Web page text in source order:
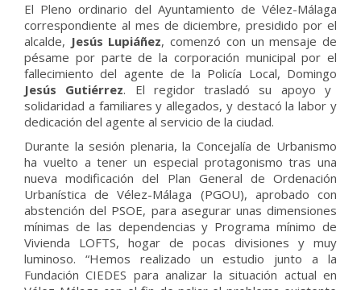
El Pleno ordinario del Ayuntamiento de Vélez-Málaga
correspondiente al mes de diciembre, presidido por el
alcalde, Jesús Lupiáñez, comenzó con un mensaje de
pésame por parte de la corporación municipal por el
fallecimiento del agente de la Policía Local, Domingo
Jesús Gutiérrez. El regidor trasladó su apoyo y
solidaridad a familiares y allegados, y destacó la labor y
dedicación del agente al servicio de la ciudad.
Durante la sesión plenaria, la Concejalía de Urbanismo
ha vuelto a tener un especial protagonismo tras una
nueva modificación del Plan General de Ordenación
Urbanística de Vélez-Málaga (PGOU), aprobado con
abstención del PSOE, para asegurar unas dimensiones
mínimas de las dependencias y Programa mínimo de
Vivienda LOFTS, hogar de pocas divisiones y muy
luminoso. “Hemos realizado un estudio junto a la
Fundación CIEDES para analizar la situación actual en